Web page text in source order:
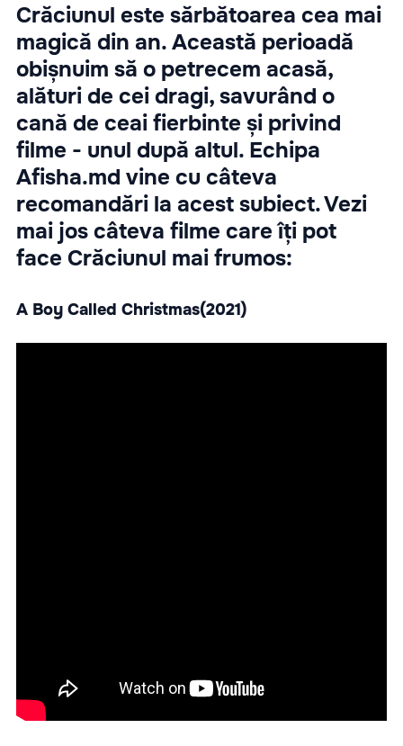
Crăciunul este sărbătoarea cea mai
magică din an. Această perioadă
obișnuim să o petrecem acasă,
alături de cei dragi, savurând o
cană de ceai fierbinte și privind
filme - unul după altul. Echipa
Afisha.md vine cu câteva
recomandări la acest subiect. Vezi
mai jos câteva filme care îți pot
face Crăciunul mai frumos:
A Boy Called Christmas(2021)